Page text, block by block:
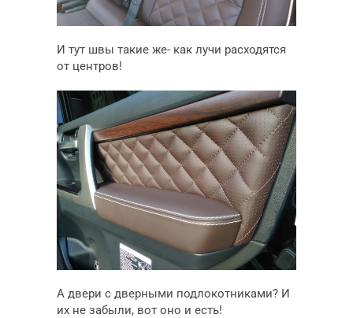
И тут швы такие же- как лучи расходятся
от центров!
А двери с дверными подлокотниками? И
их не забыли, вот оно и есть!